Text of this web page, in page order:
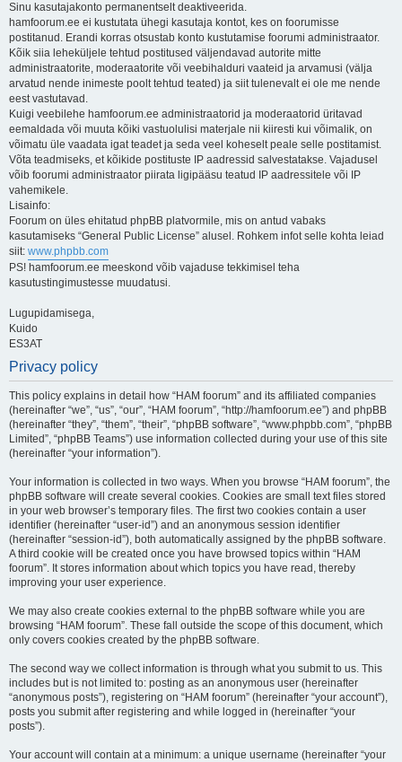
Sinu kasutajakonto permanentselt deaktiveerida.
hamfoorum.ee ei kustutata ühegi kasutaja kontot, kes on foorumisse
postitanud. Erandi korras otsustab konto kustutamise foorumi administraator.
Kõik siia leheküljele tehtud postitused väljendavad autorite mitte
administraatorite, moderaatorite või veebihalduri vaateid ja arvamusi (välja
arvatud nende inimeste poolt tehtud teated) ja siit tulenevalt ei ole me nende
eest vastutavad.
Kuigi veebilehe hamfoorum.ee administraatorid ja moderaatorid üritavad
eemaldada või muuta kõiki vastuolulisi materjale nii kiiresti kui võimalik, on
võimatu üle vaadata igat teadet ja seda veel koheselt peale selle postitamist.
Võta teadmiseks, et kõikide postituste IP aadressid salvestatakse. Vajadusel
võib foorumi administraator piirata ligipääsu teatud IP aadressitele või IP
vahemikele.
Lisainfo:
Foorum on üles ehitatud phpBB platvormile, mis on antud vabaks
kasutamiseks “General Public License” alusel. Rohkem infot selle kohta leiad
siit: www.phpbb.com
PS! hamfoorum.ee meeskond võib vajaduse tekkimisel teha
kasutustingimustesse muudatusi.
Lugupidamisega,
Kuido
ES3AT
Privacy policy
This policy explains in detail how “HAM foorum” and its affiliated companies
(hereinafter “we”, “us”, “our”, “HAM foorum”, “http://hamfoorum.ee”) and phpBB
(hereinafter “they”, “them”, “their”, “phpBB software”, “www.phpbb.com”, “phpBB
Limited”, “phpBB Teams”) use information collected during your use of this site
(hereinafter “your information”).
Your information is collected in two ways. When you browse “HAM foorum”, the
phpBB software will create several cookies. Cookies are small text files stored
in your web browser’s temporary files. The first two cookies contain a user
identifier (hereinafter “user-id”) and an anonymous session identifier
(hereinafter “session-id”), both automatically assigned by the phpBB software.
A third cookie will be created once you have browsed topics within “HAM
foorum”. It stores information about which topics you have read, thereby
improving your user experience.
We may also create cookies external to the phpBB software while you are
browsing “HAM foorum”. These fall outside the scope of this document, which
only covers cookies created by the phpBB software.
The second way we collect information is through what you submit to us. This
includes but is not limited to: posting as an anonymous user (hereinafter
“anonymous posts”), registering on “HAM foorum” (hereinafter “your account”),
posts you submit after registering and while logged in (hereinafter “your
posts”).
Your account will contain at a minimum: a unique username (hereinafter “your